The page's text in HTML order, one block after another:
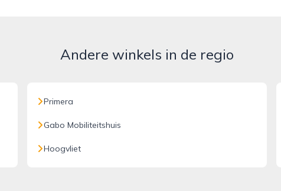
Andere winkels in de regio
Primera
Gabo Mobiliteitshuis
Hoogvliet